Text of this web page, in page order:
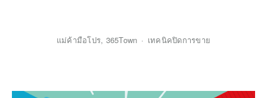
แม่ค้ามือโปร, 365Town เทคนิคปิดการขาย